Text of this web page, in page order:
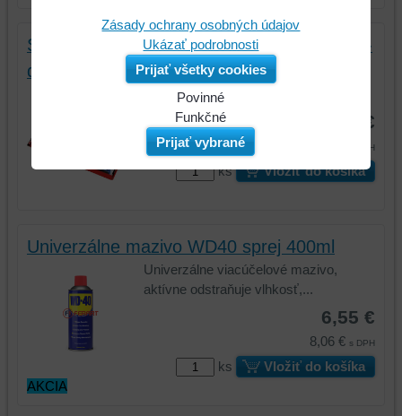
Sada skrutkovačov ERGOTORQUEplus, 5-
dielna, KS TOOLS 159.0005
159.0005
8,90 €
s DPH
ks Vložiť do košíka
Univerzálne mazivo WD40 sprej 400ml
Univerzálne viacúčelové mazivo,
aktívne odstraňuje vlhkosť,...
6,55 €
8,06 € s DPH
ks
Vložiť do košíka
AKCIA
Zásady ochrany osobných údajov
Ukázať podrobnosti
Prijať všetky cookies
Povinné
zariadení
(súbory
cookie
úložiská
prehliadača)
identifikáciu
Funkčné
(súbory
cookie
úložiská
prehliadača),
mohli
Prijať vybrané